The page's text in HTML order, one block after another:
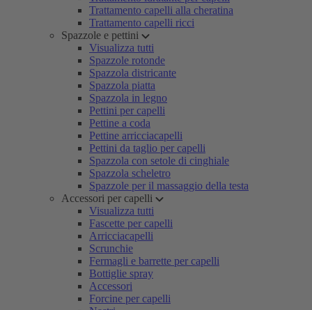
Trattamento capelli alla cheratina
Trattamento capelli ricci
Spazzole e pettini
Visualizza tutti
Spazzole rotonde
Spazzola districante
Spazzola piatta
Spazzola in legno
Pettini per capelli
Pettine a coda
Pettine arricciacapelli
Pettini da taglio per capelli
Spazzola con setole di cinghiale
Spazzola scheletro
Spazzole per il massaggio della testa
Accessori per capelli
Visualizza tutti
Fascette per capelli
Arricciacapelli
Scrunchie
Fermagli e barrette per capelli
Bottiglie spray
Accessori
Forcine per capelli